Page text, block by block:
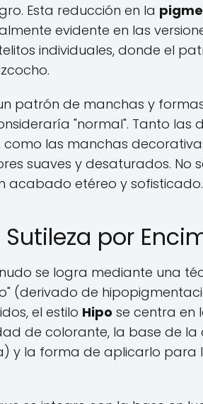
Esta reducción en la
evidente en las
individuales, donde el
patrón de manchas y
"normal". Tanto las
las manchas
suaves y desaturados. No
acabado etéreo y sofisticado.
Sutileza por
se logra mediante una
(derivado de
el estilo Hipo se centra en
de colorante, la base de
y la forma de aplicarlo